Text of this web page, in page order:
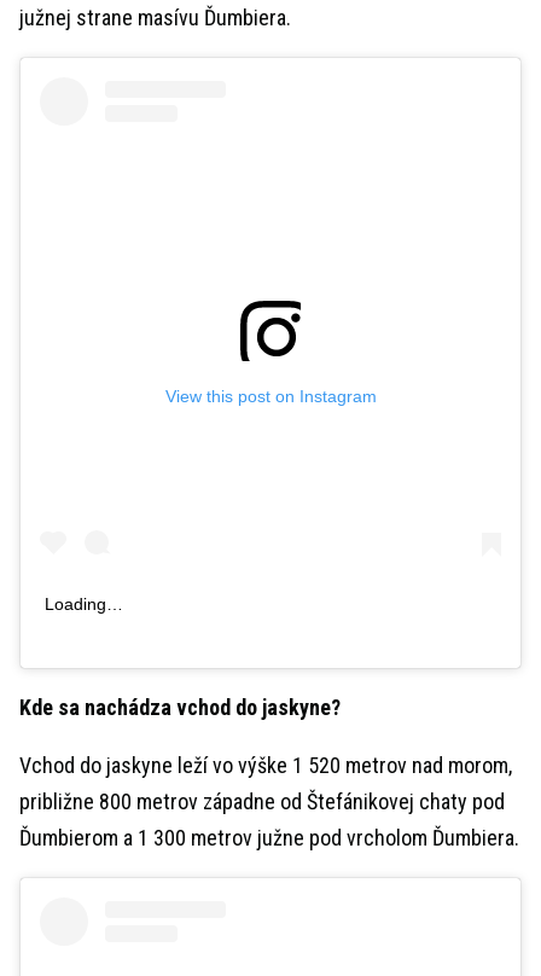
južnej strane masívu Ďumbiera.
View this post on Instagram
Loading…
Kde sa nachádza vchod do jaskyne?
Vchod do jaskyne leží vo výške 1 520 metrov nad morom,
približne 800 metrov západne od Štefánikovej chaty pod
Ďumbierom a 1 300 metrov južne pod vrcholom Ďumbiera.